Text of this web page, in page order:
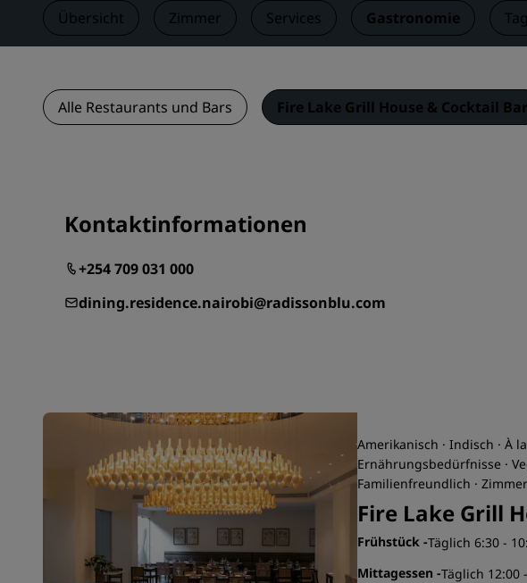
Übersicht Zimmer Services Gastronomie
Alle Restaurants und Bars Fire Lake Grill House & Cocktail Bar
Kontaktinformationen
+254 709 031 000
dining.residence.nairobi@radissonblu.com
Amerikanisch · Indisch · À
Ernährungsbedürfnisse ·
Familienfreundlich ·
Fire Lake Grill
Frühstück -Täglich 6:30 -
Mittagessen -Täglich 12:00